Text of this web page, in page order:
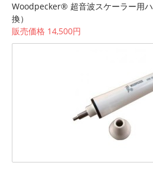
Woodpecker® 超音波スケーラー用
換）
販売価格 14,500円